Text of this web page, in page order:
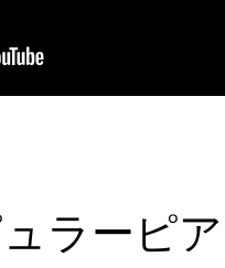
ラーピ